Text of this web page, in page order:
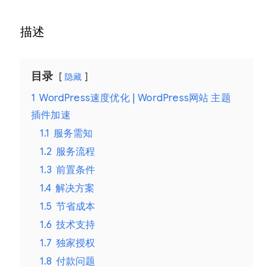
描述
目录 隐藏
1 WordPress速度优化 | WordPress网站 主题
插件加速
1.1 服务需知
1.2 服务流程
1.3 前置条件
1.4 解决方案
1.5 节省成本
1.6 技术支持
1.7 独家授权
1.8 付款问题